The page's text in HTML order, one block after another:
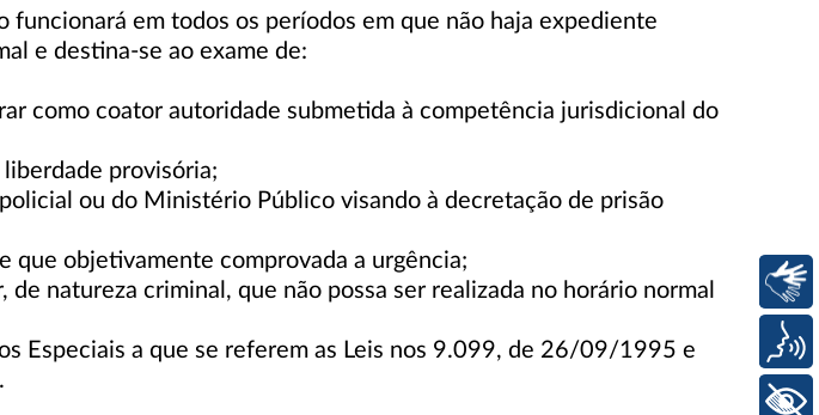
funcionará em todos os períodos em que não haja expediente
e destina-se ao exame de:
como coator autoridade submetida à competência jurisdicional do
provisória;
ou do Ministério Público visando à decretação de prisão
que objetivamente comprovada a urgência;
natureza criminal, que não possa ser realizada no horário normal
Especiais a que se referem as Leis nos 9.099, de 26/09/1995 e
Libras